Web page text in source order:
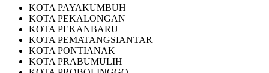
KOTA PAYAKUMBUH
KOTA PEKALONGAN
KOTA PEKANBARU
KOTA PEMATANGSIANTAR
KOTA PONTIANAK
KOTA PRABUMULIH